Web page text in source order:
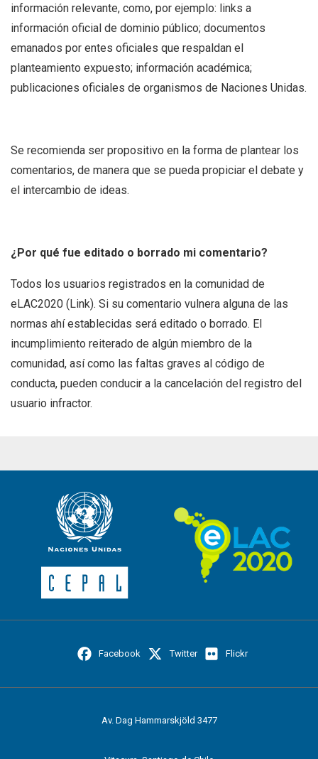
información relevante, como, por ejemplo: links a
información oficial de dominio público; documentos
emanados por entes oficiales que respaldan el
planteamiento expuesto; información académica;
publicaciones oficiales de organismos de Naciones Unidas.
Se recomienda ser propositivo en la forma de plantear los
comentarios, de manera que se pueda propiciar el debate y
el intercambio de ideas.
¿Por qué fue editado o borrado mi comentario?
Todos los usuarios registrados en la comunidad de
eLAC2020 (Link). Si su comentario vulnera alguna de las
normas ahí establecidas será editado o borrado. El
incumplimiento reiterado de algún miembro de la
comunidad, así como las faltas graves al código de
conducta, pueden conducir a la cancelación del registro del
usuario infractor.
Facebook Twitter Flickr
Av. Dag Hammarskjöld 3477